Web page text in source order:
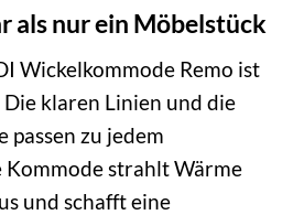
als nur ein Möbelstück
Wickelkommode Remo ist
klaren Linien und die
zu jedem
strahlt Wärme
und schafft eine